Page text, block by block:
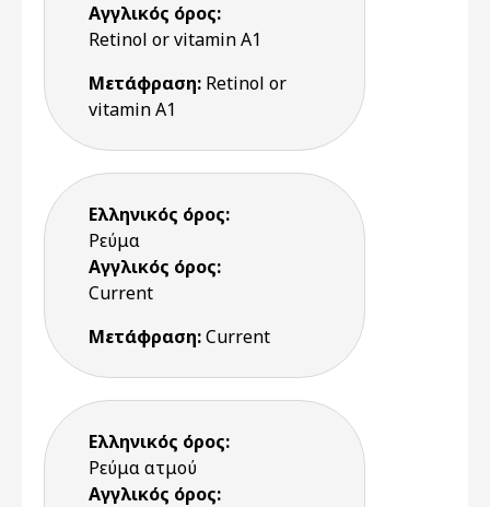
Αγγλικός όρος:
Retinol or vitamin A1
Μετάφραση: Retinol or
vitamin A1
Ελληνικός όρος:
Ρεύμα
Αγγλικός όρος:
Current
Μετάφραση:Current
Ελληνικός όρος:
Ρεύμα ατμού
Αγγλικός όρος: